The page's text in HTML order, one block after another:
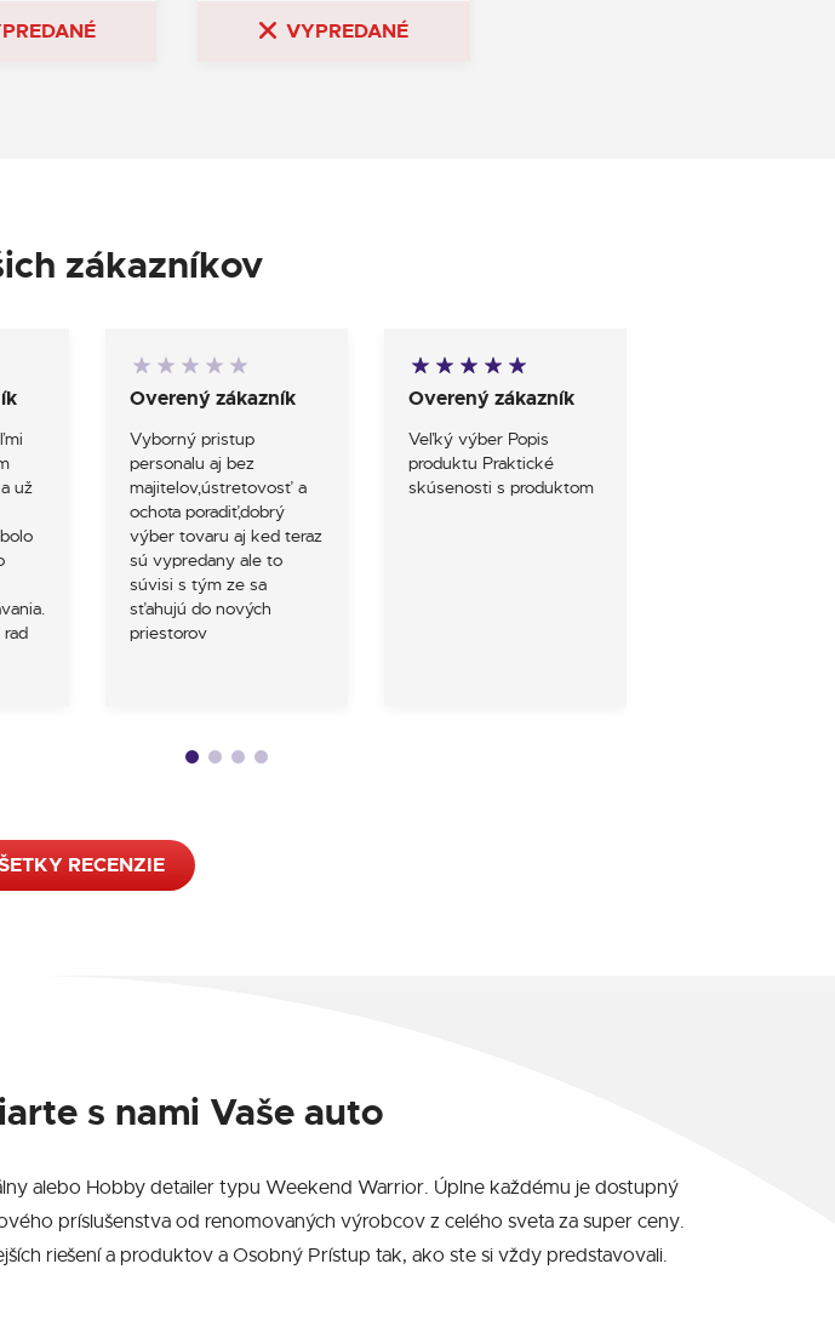
VYPREDANÉ
zákazníkov
už
Overený zákazník
Vyborný pristup
personalu aj bez
majitelov,ústretovosť a
ochota poradiť,dobrý
výber tovaru aj ked teraz
sú vypredany ale to
súvisi s tým ze sa
sťahujú do nových
priestorov
Overený zákazník
Veľký výber Popis
produktu Praktické
skúsenosti s produktom
RECENZIE
s nami Vaše auto
alebo Hobby detailer typu Weekend Warrior. Úplne každému je dostupný
príslušenstva od renomovaných výrobcov z celého sveta za super ceny.
riešení a produktov a Osobný Prístup tak, ako ste si vždy predstavovali.